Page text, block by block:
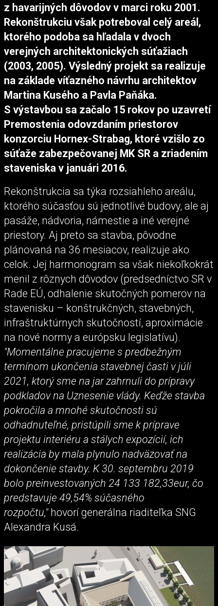
z havarijných dôvodov v marci roku 2001.
Rekonštrukciu však potreboval celý areál,
ktorého podoba sa hľadala v dvoch
verejných architektonických súťažiach
(2003, 2005). Výsledný projekt sa realizuje
na základe víťazného návrhu architektov
Martina Kusého a Pavla Paňáka.
S výstavbou sa začalo 15 rokov po uzavretí
Premostenia odovzdaním priestorov
konzorciu Hornex-Strabag, ktoré vzišlo zo
súťaže zabezpečovanej MK SR a zriadením
staveniska v januári 2016.
Rekonštrukcia sa týka rozsiahleho areálu,
ktorého súčasťou sú jednotlivé budovy, ale aj
pasáže, nádvoria, námestie a iné verejné
priestory. Aj preto sa stavba, pôvodne
plánovaná na 36 mesiacov, realizuje ako
celok. Jej harmonogram sa však niekoľkokrát
menil z rôznych dôvodov (predsedníctvo SR v
Rade EÚ, odhalenie skutočných pomerov na
stavenisku – konštrukčných, stavebných,
infraštruktúrnych skutočností, aproximácie
na nové normy a európsku legislatívu).
"Momentálne pracujeme s predbežným
termínom ukončenia stavebnej časti v júli
2021, ktorý sme na jar zahrnuli do prípravy
podkladov na Uznesenie vlády. Keďže stavba
pokročila a mnohé skutočnosti sú
odhadnuteľné, pristúpili sme k príprave
projektu interiéru a stálych expozícií, ich
realizácia by mala plynulo nadväzovať na
dokončenie stavby. K 30. septembru 2019
bolo preinvestovaných 24 133 182,33eur, čo
predstavuje 49,54% súčasného
rozpočtu,"hovorí generálna riaditeľka SNG
Alexandra Kusá.